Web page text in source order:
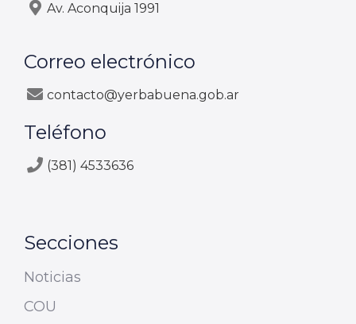
Av. Aconquija 1991
Correo electrónico
contacto@yerbabuena.gob.ar
Teléfono
(381) 4533636
Secciones
Noticias
COU